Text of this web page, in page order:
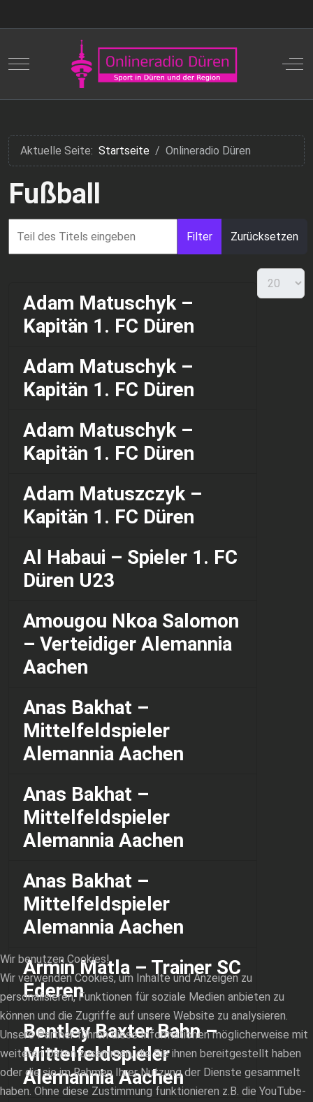
Mobile Menu Toggle
Aktuelle Seite: Startseite Onlineradio Düren
Fußball
Filter Zurücksetzen
Adam Matuschyk –
Kapitän 1. FC Düren
Adam Matuschyk –
Kapitän 1. FC Düren
Adam Matuschyk –
Kapitän 1. FC Düren
Adam Matuszczyk –
Kapitän 1. FC Düren
Al Habaui – Spieler 1. FC
Düren U23
Amougou Nkoa Salomon
– Verteidiger Alemannia
Aachen
Anas Bakhat –
Mittelfeldspieler
Alemannia Aachen
Anas Bakhat –
Mittelfeldspieler
Alemannia Aachen
Anas Bakhat –
Mittelfeldspieler
Alemannia Aachen
Armin Matla – Trainer SC
Ederen
Bentley Baxter Bahn –
Mittelfeldspieler
Alemannia Aachen
Wir benutzen Cookies!
Wir verwenden Cookies, um Inhalte und Anzeigen zu
personalisieren, Funktionen für soziale Medien anbieten zu
können und die Zugriffe auf unsere Website zu analysieren.
Unsere Partner führen diese Informationen möglicherweise mit
weiteren Daten zusammen, die Sie ihnen bereitgestellt haben
oder die sie im Rahmen Ihrer Nutzung der Dienste gesammelt
haben. Ohne diese Zustimmung funktionieren z.B. die YouTube-